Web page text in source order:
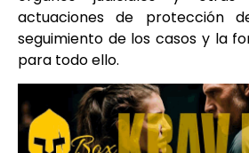
actuaciones de protección
seguimiento de los casos y la
para todo ello.